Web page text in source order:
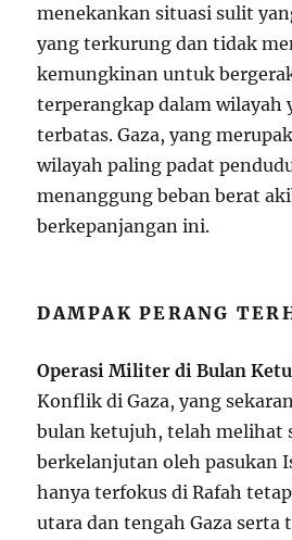
menekankan situasi sulit
yang terkurung dan tidak
kemungkinan untuk
terperangkap dalam wilayah
terbatas. Gaza, yang
wilayah paling padat
menanggung beban berat
berkepanjangan ini.
DAMPAK PERANG
Operasi Militer di Bulan
Konflik di Gaza, yang
bulan ketujuh, telah melihat
berkelanjutan oleh pasukan
hanya terfokus di Rafah
utara dan tengah Gaza serta